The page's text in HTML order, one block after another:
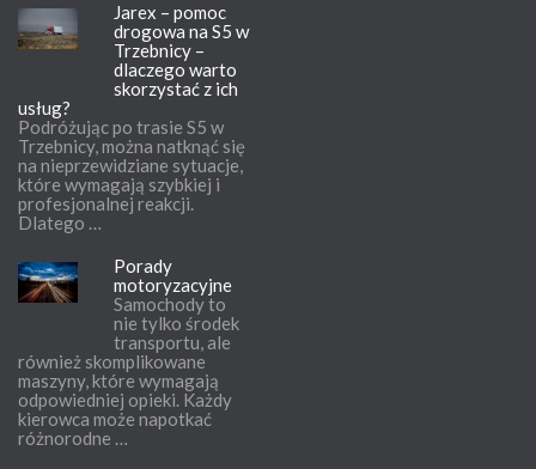
Jarex – pomoc
drogowa na S5 w
Trzebnicy –
dlaczego warto
skorzystać z ich
usług?
Podróżując po trasie S5 w
Trzebnicy, można natknąć się
na nieprzewidziane sytuacje,
które wymagają szybkiej i
profesjonalnej reakcji.
Dlatego …
Porady
motoryzacyjne
Samochody to
nie tylko środek
transportu, ale
również skomplikowane
maszyny, które wymagają
odpowiedniej opieki. Każdy
kierowca może napotkać
różnorodne …